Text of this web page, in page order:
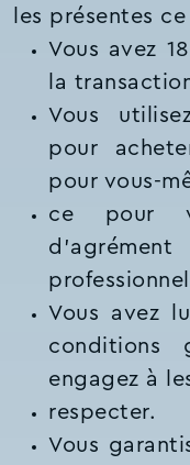
les présentes
Vous avez
la
Vous
pour
pour vous-
ce pour
Vous avez
conditions
engagez à
respecter.
Vous